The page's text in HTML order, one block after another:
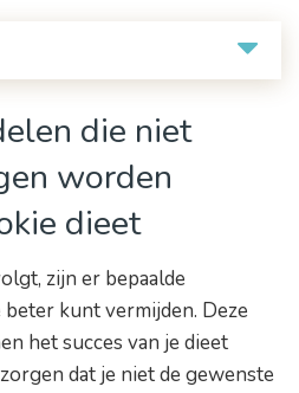
die niet
worden
dieet
zijn er bepaalde
kunt vermijden. Deze
het succes van je dieet
dat je niet de gewenste